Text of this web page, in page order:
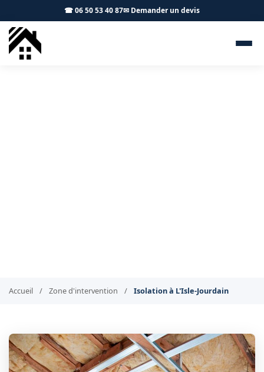
☎ 06 50 53 40 87✉ Demander un devis
Accueil / Zone d'intervention / Isolation à L'Isle-Jourdain